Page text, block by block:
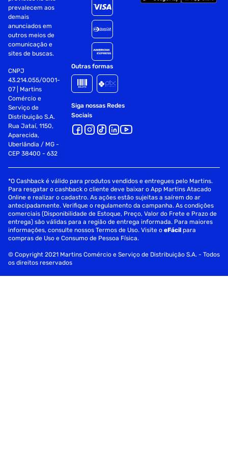
prevalecem aos
demais
anunciados em
outros meios de
comunicação e
sites de buscas.
CNPJ
43.214.055/0001-
07 | Martins
Comércio e
Serviço de
Distribuição S.A.
Rua Jataí, 1150,
Aparecida,
Uberlândia / MG -
CEP 38400 - 632
Outras formas
Siga nossas Redes
Sociais
*O Cashback é válido para produtos vendidos e entregues pelo Martins.
Para resgatar o cashback o cliente deve baixar o App Martins Atacado
Online e realizar o cadastro. As ações estão sujeitas a saírem do ar
antecipadamente. Verifique o regulamento da campanha. As condições
comerciais (Disponibilidade de Estoque, Preço, Valor do Frete e Prazo de
entrega) são válidas para a região de entrega informada. Para maiores
informações, consulte nossos Termos de Uso. Visite oeFácil para
compras de Uso e Consumo de Pessoa Física.
© Copyright 2021 Martins Comércio e Serviço de Distribuição S.A. - Todos
os direitos reservados